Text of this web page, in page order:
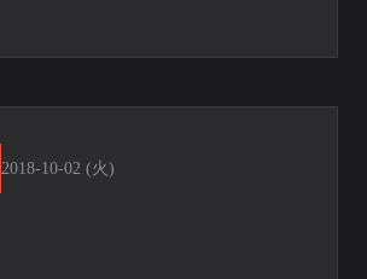
2018-10-02 (火)